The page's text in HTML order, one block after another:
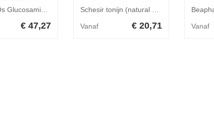
Groene Os Glucosamine Complex - Hond/Kat - 250 g
€ 47,27 Vanaf € 20,71 Vanaf